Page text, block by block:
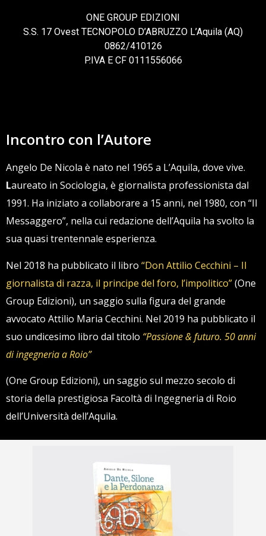
ONE GROUP EDIZIONI
S.S. 17 Ovest TECNOPOLO D’ABRUZZO L’Aquila (AQ)
0862/410126
P.IVA E CF 0111556066
Incontro con l’Autore
Angelo De Nicola è nato nel 1965 a L’Aquila, dove vive.
Laureato in Sociologia, è giornalista professionista dal
1991. Ha iniziato a collaborare a 15 anni, nel 1980, con “Il
Messaggero”, nella cui redazione dell’Aquila ha svolto la
sua quasi trentennale esperienza.
Nel 2018 ha pubblicato il libro “Don Attilio Cecchini – Il
giornalista di razza, il principe del foro, l’impolitico”(One
Group Edizioni), un saggio sulla figura del grande
avvocato Attilio Maria Cecchini. Nel 2019 ha pubblicato il
suo undicesimo libro dal titolo “Passione & futuro. 50 anni
di ingegneria a Roio”
(One Group Edizioni), un saggio sul mezzo secolo di
storia della prestigiosa Facoltà di Ingegneria di Roio
dell’Università dell’Aquila.